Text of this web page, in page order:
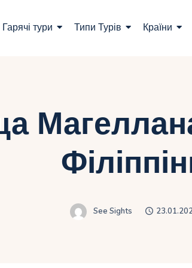
Гарячі тури Типи Турів Країни
See Sights